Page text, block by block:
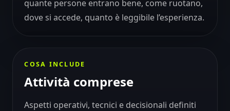
quante persone entrano bene, come ruotano,
dove si accede, quanto è leggibile l’esperienza.
COSA INCLUDE
Attività comprese
Aspetti operativi, tecnici e decisionali definiti